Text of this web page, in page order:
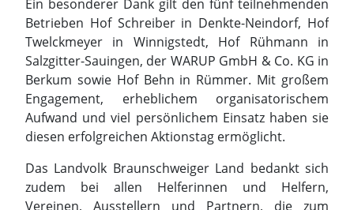
Ein besonderer Dank gilt den fünf teilnehmenden
Betrieben Hof Schreiber in Denkte-Neindorf, Hof
Twelckmeyer in Winnigstedt, Hof Rühmann in
Salzgitter-Sauingen, der WARUP GmbH & Co. KG in
Berkum sowie Hof Behn in Rümmer. Mit großem
Engagement, erheblichem organisatorischem
Aufwand und viel persönlichem Einsatz haben sie
diesen erfolgreichen Aktionstag ermöglicht.
Das Landvolk Braunschweiger Land bedankt sich
zudem bei allen Helferinnen und Helfern,
Vereinen, Ausstellern und Partnern, die zum